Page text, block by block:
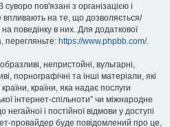
пов'язані з організацією і
впливають на те, що дозволяється/
поведінку в них. Для додаткової
перегляньте: https://www.phpbb.com/.
непристойні, вульгарні,
порнографічні та інші матеріали, які
країни, яка надає послуги
інтернет-спільноти” чи міжнародне
негайної і постійної відмови у доступі
провайдер буде повідомлений про це,